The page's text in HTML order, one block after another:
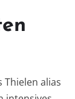
alias